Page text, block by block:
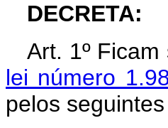
DECRETA:
Art. 1º
lei número
pelos